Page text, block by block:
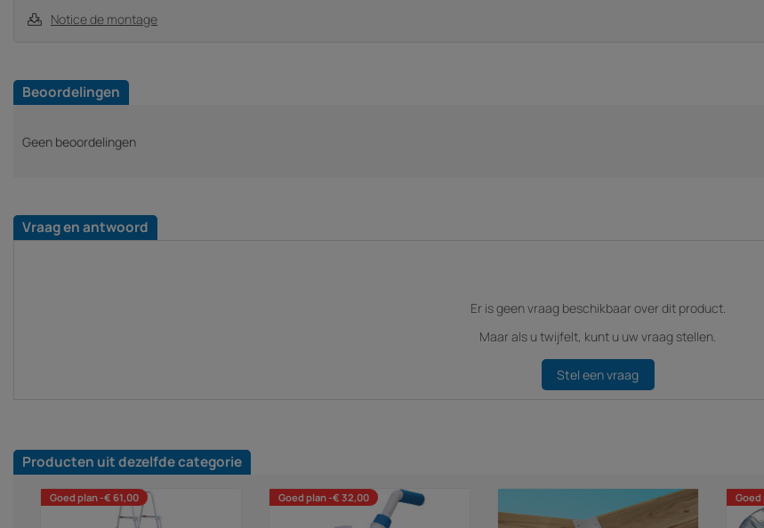
Notice de montage
Beoordelingen
Geen beoordelingen
Vraag en antwoord
Er is geen vraag beschikbaar over dit product.
Maar als u twijfelt, kunt u uw vraag stellen.
Stel een vraag
Producten uit dezelfde categorie
Goed plan -€ 61,00 Goed plan -€ 32,00 Goed